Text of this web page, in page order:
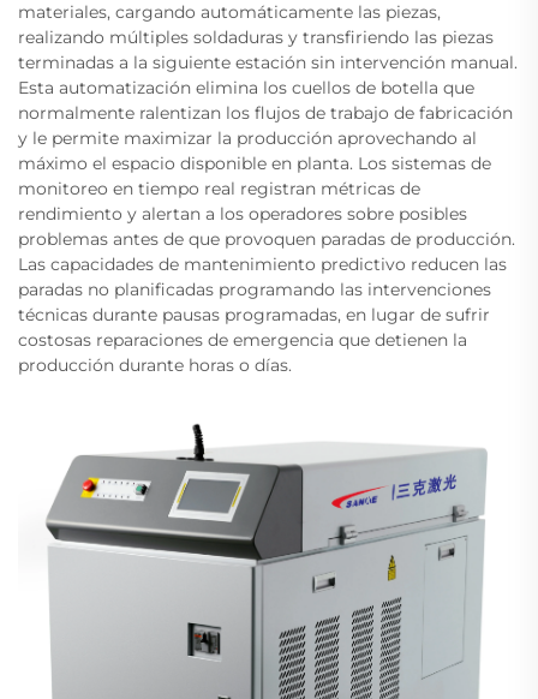
materiales, cargando automáticamente las piezas,
realizando múltiples soldaduras y transfiriendo las piezas
terminadas a la siguiente estación sin intervención manual.
Esta automatización elimina los cuellos de botella que
normalmente ralentizan los flujos de trabajo de fabricación
y le permite maximizar la producción aprovechando al
máximo el espacio disponible en planta. Los sistemas de
monitoreo en tiempo real registran métricas de
rendimiento y alertan a los operadores sobre posibles
problemas antes de que provoquen paradas de producción.
Las capacidades de mantenimiento predictivo reducen las
paradas no planificadas programando las intervenciones
técnicas durante pausas programadas, en lugar de sufrir
costosas reparaciones de emergencia que detienen la
producción durante horas o días.